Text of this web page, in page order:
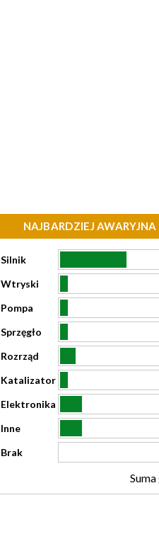
NAJBARDZIEJ AWARYJNA
Silnik
Wtryski
Pompa
Sprzęgło
Rozrząd
Katalizator
Elektronika
Inne
Brak
Suma